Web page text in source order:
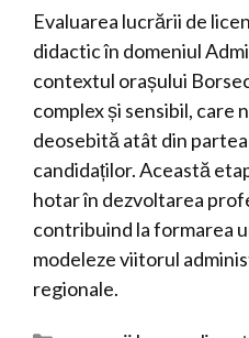
Evaluarea lucrării de
didactic în domeniul
contextul orașului
complex și sensibil, care
deosebită atât din
candidaților. Această
hotar în dezvoltarea
contribuind la formarea
modeleze viitorul
regionale.